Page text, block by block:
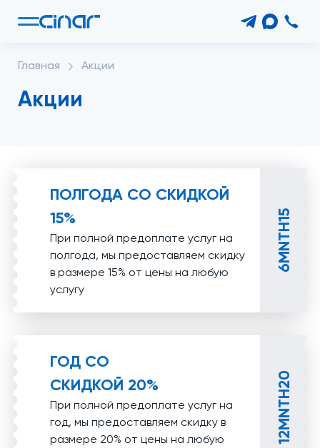
Главная Акции
Акции
ПОЛГОДА СО СКИДКОЙ
15%
При полной предоплате услуг на
полгода, мы предоставляем скидку
в размере 15% от цены на любую
услугу
6MNTH15
ГОД СО
СКИДКОЙ 20%
При полной предоплате услуг на
год, мы предоставляем скидку в
размере 20% от цены на любую
12MNTH20